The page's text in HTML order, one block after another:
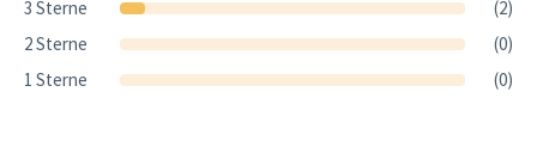
3 Sterne
(2)
2 Sterne
(0)
1 Sterne
(0)